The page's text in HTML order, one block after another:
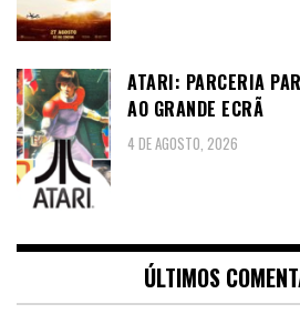
ATARI: PARCERIA
AO GRANDE ECRÃ
4 DE AGOSTO, 2026
ÚLTIMOS